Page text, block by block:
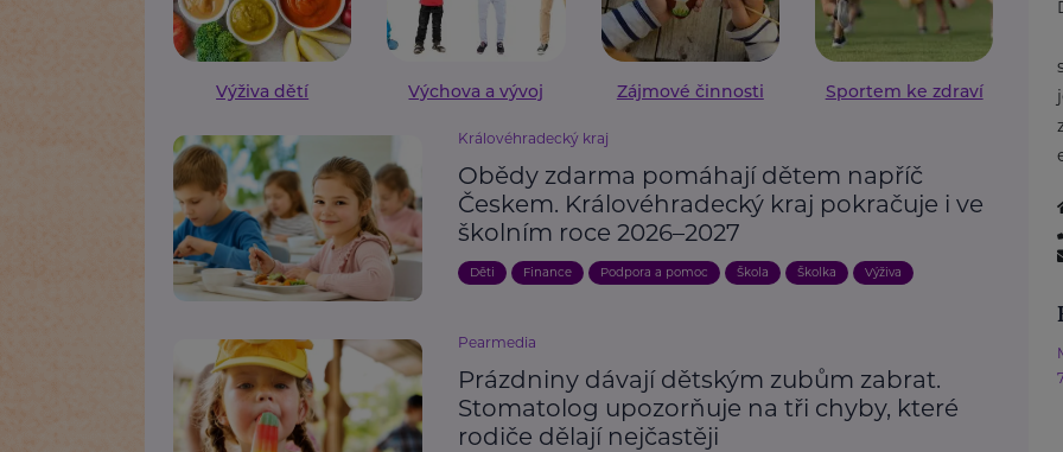
Výživa dětí Výchova a vývoj Zájmové činnosti Sportem ke zdraví
Královéhradecký kraj
Obědy zdarma pomáhají dětem napříč
Českem. Královéhradecký kraj pokračuje i ve
školním roce 2026–2027
Děti Finance Podpora a pomoc Škola Školka Výživa
Pearmedia
Prázdniny dávají dětským zubům zabrat.
Stomatolog upozorňuje na tři chyby, které
rodiče dělají nejčastěji